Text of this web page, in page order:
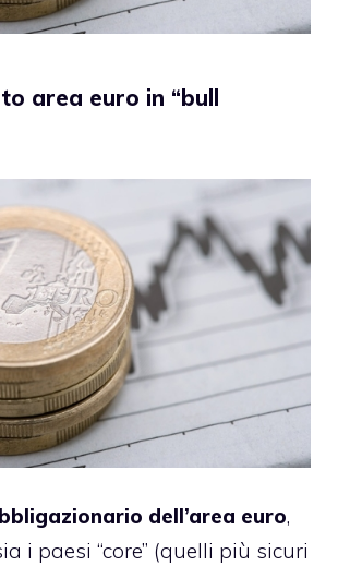
area euro in “bull
dell’area euro,
i paesi “core” (quelli più sicuri